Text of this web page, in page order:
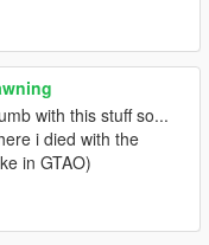
with this stuff so...
i died with the
in GTAO)